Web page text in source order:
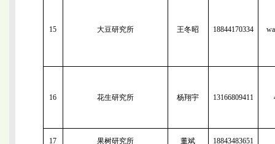
15 大豆研究所 王冬昭 18844170334
16 花生研究所 杨翔宇 13166809411
17 果树研究所 董斌 18843483651